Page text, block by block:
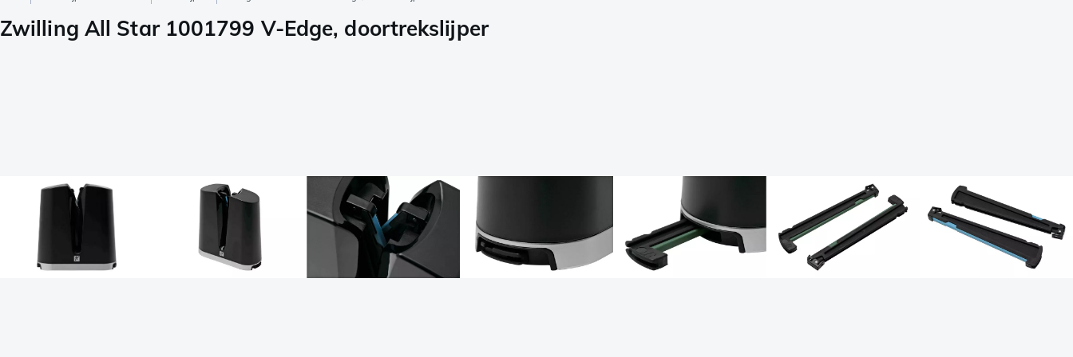
Zwilling All Star 1001799 V-Edge, doortrekslijper